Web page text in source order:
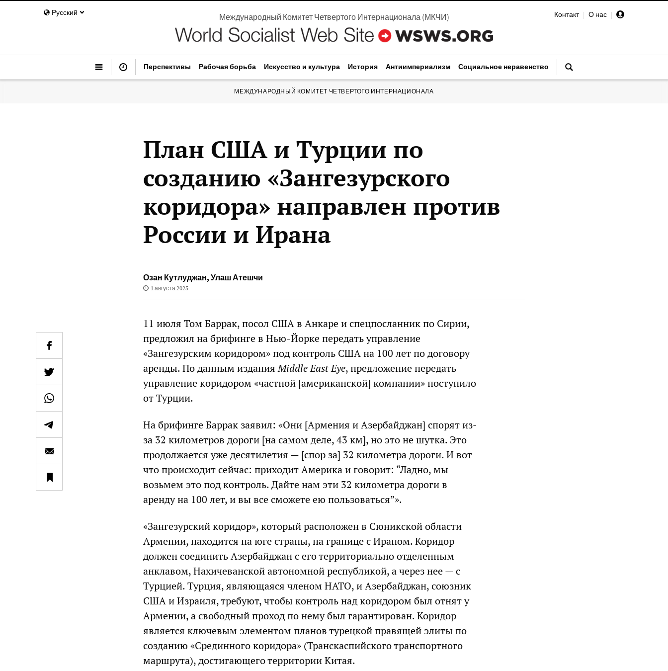
Русский Контакт | О нас |
Международный Комитет Четвертого Интернационала(МКЧИ)
Перспективы Рабочая борьба Искусство и культура История Антиимпериализм Социальное неравенство
МЕЖДУНАРОДНЫЙ КОМИТЕТ ЧЕТВЕРТОГО ИНТЕРНАЦИОНАЛА
План США и Турции по
созданию «Зангезурского
коридора» направлен против
России и Ирана
Озан Кутлуджан, Улаш Атешчи
1 августа 2025
11 июля Том Баррак, посол США в Анкаре и спецпосланник по Сирии,
предложил на брифинге в Нью-Йорке передать управление
«Зангезурским коридором» под контроль США на 100 лет по договору
аренды. По данным изданияMiddleEastEye, предложение передать
управление коридором «частной [американской] компании» поступило
от Турции.
На брифинге Баррак заявил: «Они [Армения и Азербайджан] спорят из-
за 32 километров дороги [на самом деле, 43 км], но это не шутка. Это
продолжается уже десятилетия — [спор за] 32 километра дороги. И вот
что происходит сейчас: приходит Америка и говорит: “Ладно, мы
возьмем это под контроль. Дайте нам эти 32 километра дороги в
аренду на 100 лет, и вы все сможете ею пользоваться”».
«Зангезурский коридор», который расположен в Сюникской области
Армении, находится на юге страны, на границе с Ираном. Коридор
должен соединить Азербайджан с его территориально отделенным
анклавом, Нахичеванской автономной республикой, а через нее — с
Турцией. Турция, являющаяся членом НАТО, и Азербайджан, союзник
США и Израиля, требуют, чтобы контроль над коридором был отнят у
Армении, а свободный проход по нему был гарантирован. Коридор
является ключевым элементом планов турецкой правящей элиты по
созданию «Срединного коридора» (Транскаспийского транспортного
маршрута), достигающего территории Китая.